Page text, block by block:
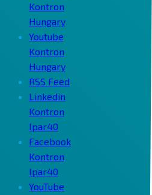
Kontron
Hungary
Youtube
Kontron
Hungary
RSS Feed
Linkedin
Kontron
Ipar40
Facebook
Kontron
Ipar40
YouTube